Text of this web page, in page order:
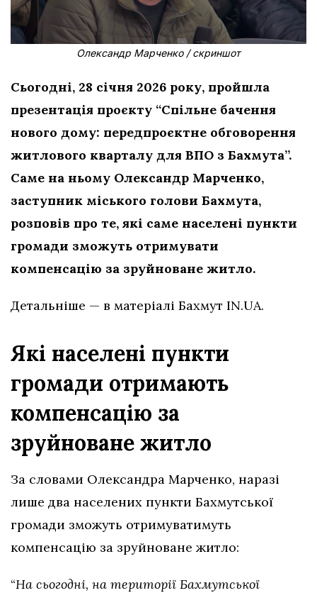
Олександр Марченко / скриншот
Сьогодні, 28 січня 2026 року, пройшла
презентація проєкту “Спільне бачення
нового дому: передпроєктне обговорення
житлового кварталу для ВПО з Бахмута”.
Саме на ньому Олександр Марченко,
заступник міського голови Бахмута,
розповів про те, які саме населені пункти
громади зможуть отримувати
компенсацію за зруйноване житло.
Детальніше — в матеріалі Бахмут IN.UA.
Які населені пункти
громади отримають
компенсацію за
зруйноване житло
За словами Олександра Марченко, наразі
лише два населених пункти Бахмутської
громади зможуть отримуватимуть
компенсацію за зруйноване житло:
“На сьогодні, на території Бахмутської